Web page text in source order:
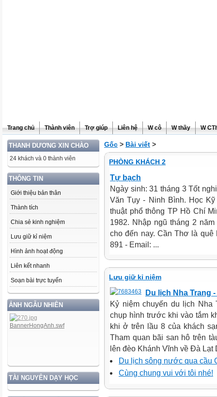
Trang chủ Thành viên Trợ giúp Liên hệ W cô W thầy W
THANH DƯƠNG XIN CHÀO
24 khách và 0 thành viên
THÔNG TIN
Giới thiệu bản thân
Thành tích
Chia sẻ kinh nghiệm
Lưu giữ kỉ niệm
Hình ảnh hoạt động
Liên kết nhanh
Soạn bài trực tuyến
ẢNH NGẪU NHIÊN
TÀI NGUYÊN DẠY HỌC
Gốc > Bài viết >
PHÒNG KHÁCH 2
Tự bạch
Ngày sinh: 31 tháng 3 Tốt
Văn Tụy - Ninh Bình. Học
thuật phổ thông TP Hồ Chí
1982. Nhập ngũ tháng 2
cho đến nay. Cần Thơ là
891 - Email: ...
Lưu giữ kỉ niệm
Du lịch Nha Trang
Kỷ niệm chuyến du lịch
chụp hình trước khi vào tắm
khi ở trên lầu 8 của khách
Tham quan bãi san hô trên
lên đèo Khánh Vĩnh về Đà Lạt
Du lịch sông nước qua cầu
Cùng chung vui với tôi nhé!